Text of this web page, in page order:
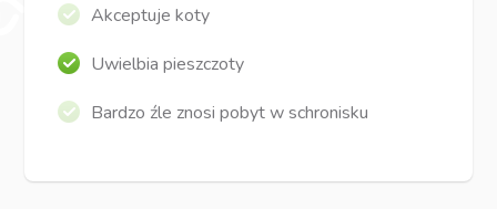
Akceptuje koty
Uwielbia pieszczoty
Bardzo źle znosi pobyt w schronisku